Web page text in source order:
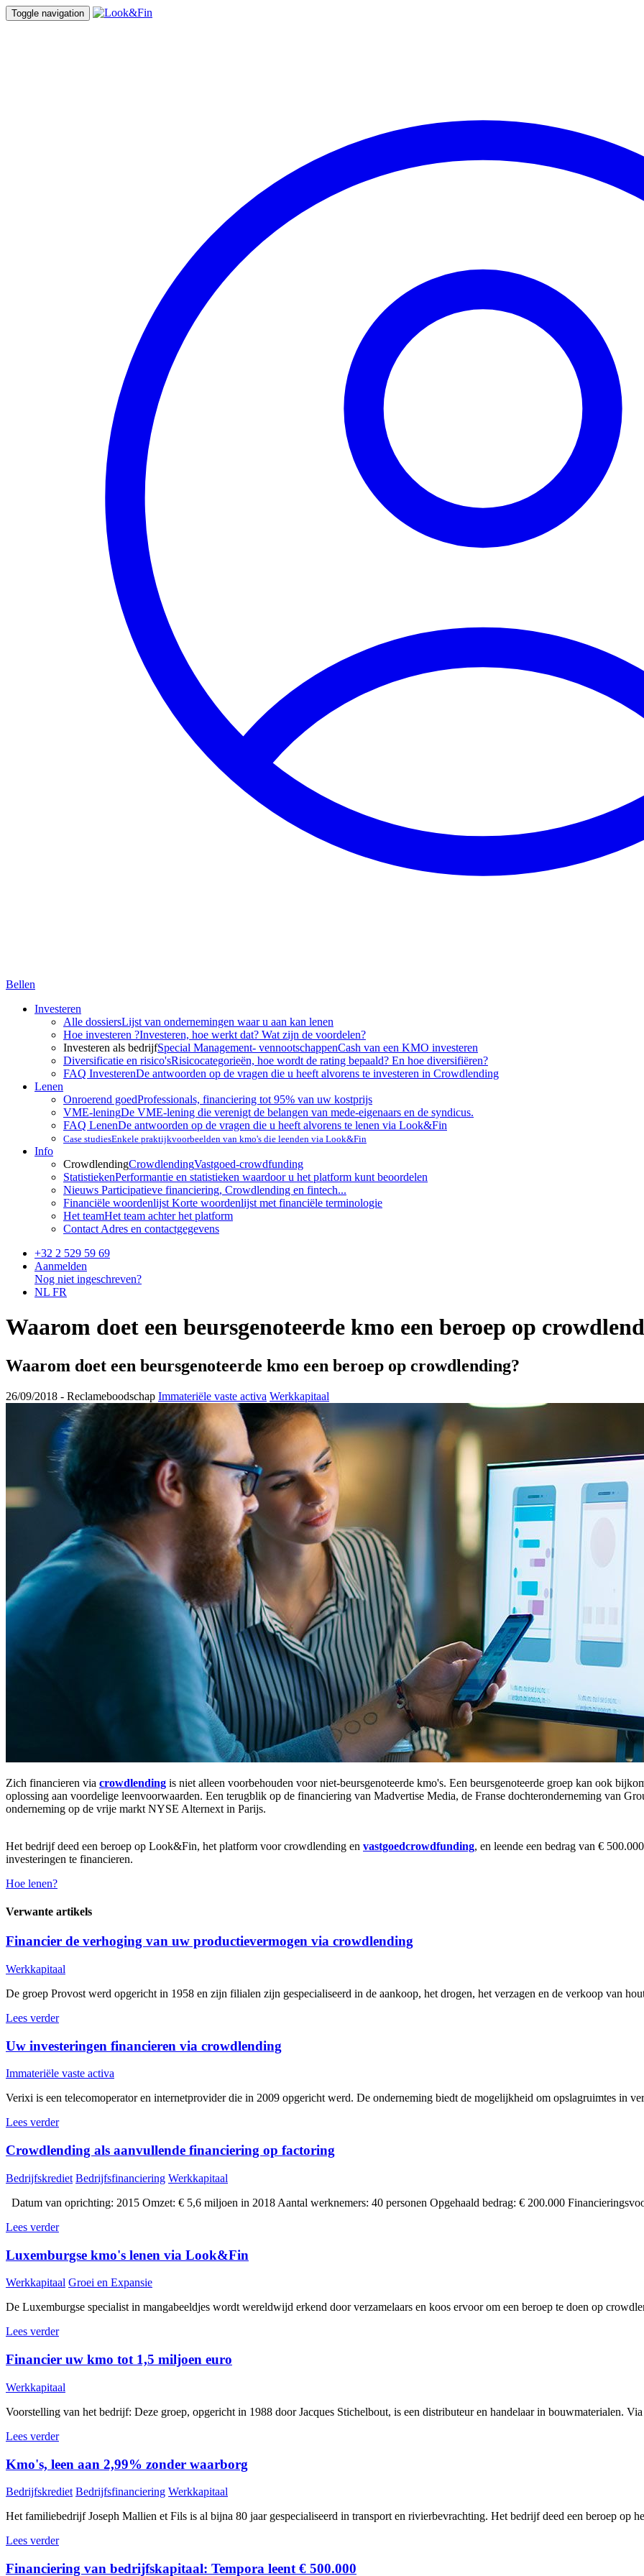
Toggle navigation
Bellen
Investeren
Alle dossiersLijst van ondernemingen waar u aan kan lenen
Hoe investeren ?Investeren, hoe werkt dat? Wat zijn de voordelen?
Investeren als bedrijfSpecial Management- vennootschappenCash van een KMO investeren
Diversificatie en risico'sRisicocategorieën, hoe wordt de rating bepaald? En hoe diversifiëren?
FAQ InvesterenDe antwoorden op de vragen die u heeft alvorens te investeren in Crowdlending
Lenen
Onroerend goedProfessionals, financiering tot 95% van uw kostprijs
VME-leningDe VME-lening die verenigt de belangen van mede-eigenaars en de syndicus.
FAQ LenenDe antwoorden op de vragen die u heeft alvorens te lenen via Look&Fin
Case studiesEnkele praktijkvoorbeelden van kmo's die leenden via Look&Fin
Info
CrowdlendingCrowdlendingVastgoed-crowdfunding
StatistiekenPerformantie en statistieken waardoor u het platform kunt beoordelen
Nieuws Participatieve financiering, Crowdlending en fintech...
Financiële woordenlijst Korte woordenlijst met financiële terminologie
Het teamHet team achter het platform
Contact Adres en contactgegevens
+32 2 529 59 69
Aanmelden
Nog niet ingeschreven?
NL FR
Waarom doet een beursgenoteerde kmo een beroep op
Waarom doet een beursgenoteerde kmo een beroep op crowdlending?
26/09/2018 - Reclameboodschap Immateriële vaste activa Werkkapitaal
Zich financieren via crowdlending is niet alleen voorbehouden voor niet-beursgenoteerde kmo's. Een beursgenoteerde groep kan ook
oplossing aan voordelige leenvoorwaarden. Een terugblik op de financiering van Madvertise Media, de Franse dochteronderneming van
onderneming op de vrije markt NYSE Alternext in Parijs.
Het bedrijf deed een beroep op Look&Fin, het platform voor crowdlending en vastgoedcrowdfunding, en leende een bedrag van €
investeringen te financieren.
Hoe lenen?
Verwante artikels
Financier de verhoging van uw productievermogen via crowdlending
Werkkapitaal
De groep Provost werd opgericht in 1958 en zijn filialen zijn gespecialiseerd in de aankoop, het drogen, het verzagen en de verkoop van
Lees verder
Uw investeringen financieren via crowdlending
Immateriële vaste activa
Verixi is een telecomoperator en internetprovider die in 2009 opgericht werd. De onderneming biedt de mogelijkheid om opslagruimtes in
Lees verder
Crowdlending als aanvullende financiering op factoring
Bedrijfskrediet Bedrijfsfinanciering Werkkapitaal
Datum van oprichting: 2015 Omzet: € 5,6 miljoen in 2018 Aantal werknemers: 40 personen Opgehaald bedrag: € 200.000
Lees verder
Luxemburgse kmo's lenen via Look&Fin
Werkkapitaal Groei en Expansie
De Luxemburgse specialist in mangabeeldjes wordt wereldwijd erkend door verzamelaars en koos ervoor om een beroep te doen op
Lees verder
Financier uw kmo tot 1,5 miljoen euro
Werkkapitaal
Voorstelling van het bedrijf: Deze groep, opgericht in 1988 door Jacques Stichelbout, is een distributeur en handelaar in bouwmaterialen.
Lees verder
Kmo's, leen aan 2,99% zonder waarborg
Bedrijfskrediet Bedrijfsfinanciering Werkkapitaal
Het familiebedrijf Joseph Mallien et Fils is al bijna 80 jaar gespecialiseerd in transport en rivierbevrachting. Het bedrijf deed een beroep op
Lees verder
Financiering van bedrijfskapitaal: Tempora leent € 500.000